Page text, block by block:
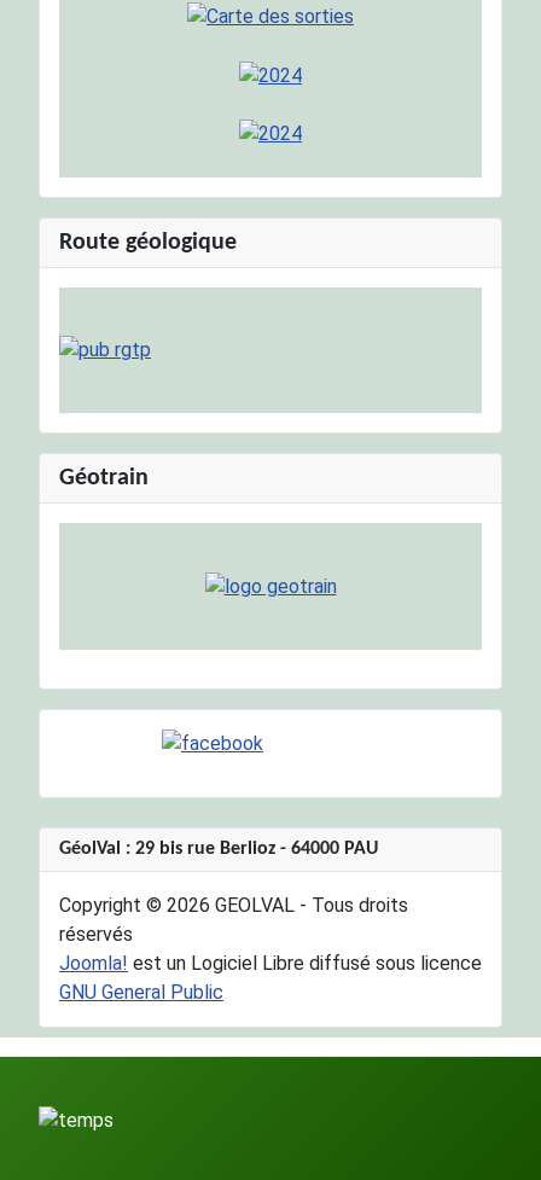
Route géologique
Géotrain
GéolVal : 29 bis rue Berlioz - 64000 PAU
Copyright © 2026 GEOLVAL - Tous droits
réservés
Joomla! est un Logiciel Libre diffusé sous licence
GNU General Public